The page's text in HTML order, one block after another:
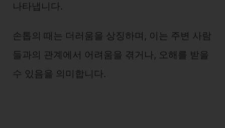
나타냅니다.
손톱의 때는 더러움을 상징하며, 이는 주변 사람
들과의 관계에서 어려움을 겪거나, 오해를 받을
수 있음을 의미합니다.